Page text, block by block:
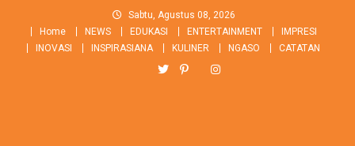
content
Sabtu, Agustus 08, 2026
Home
NEWS EDUKASI ENTERTAINMENT
IMPRESI
INOVASI
INSPIRASIANA KULINER NGASO CATATAN